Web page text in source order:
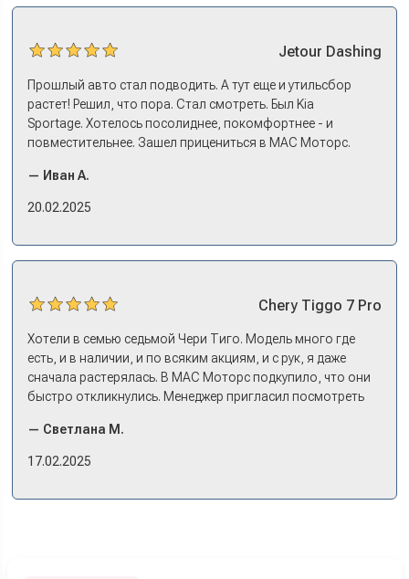
Jetour Dashing
Прошлый авто стал подводить. А тут еще и утильсбор
растет! Решил, что пора. Стал смотреть. Был Kia
Sportage. Хотелось посолиднее, покомфортнее - и
повместительнее. Зашел прицениться в МАС Моторс.
и прям мое! Даже не скажешь, что «китаец». Прям не
вылезая из него и порешали. Спортэйдж в трейд-ин
— Иван А.
20.02.2025
Chery Tiggo 7 Pro
Хотели в семью седьмой Чери Тиго. Модель много где
есть, и в наличии, и по всяким акциям, и с рук, я даже
сначала растерялась. В МАС Моторс подкупило, что они
быстро откликнулись. Менеджер пригласил посмотреть
примериться. Нам тут недалеко, пришли в салон - и в тот
же день купили машину! Неожиданно, но довольны! Все
— Светлана М.
17.02.2025